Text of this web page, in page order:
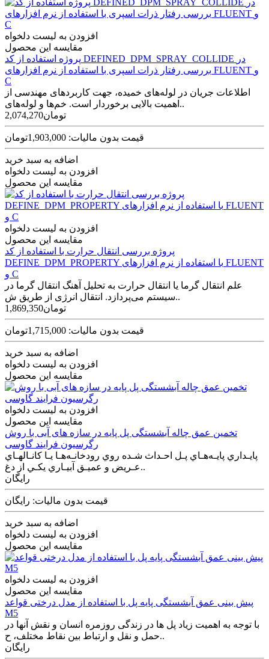
افزودن به لیست دلخواه
مقایسه این محصول
پروژه استفاده از کد DEFINED_DPM_SPRAY_COLLIDE در
بررسی رفتار ذرات اسپری با استفاده از نرم افزارهای FLUENT و
C
اطلاعات جریان در لوله‌های خمیده، جهت کاربردهای مهندسی از
اهمیت بالایی برخوردار است. خم‌ها و لوله‌های..
2,074,270تومان
قیمت بدون مالیات: 1,903,000تومان
اضافه به سبد خرید
افزودن به لیست دلخواه
مقایسه این محصول
افزودن به لیست دلخواه
مقایسه این محصول
پروژه بررسی انتقال حرارت با استفاده از کد
DEFINE_DPM_PROPERTY با استفاده از نرم افزارهای FLUENT
و C
علم انتقال گرما یا انتقال حرارت به تحلیل آهنگ انتقال گرما در
سیستم می‌پردازد. انتقال انرژی از طریق ش..
1,869,350تومان
قیمت بدون مالیات: 1,715,000تومان
اضافه به سبد خرید
افزودن به لیست دلخواه
مقایسه این محصول
افزودن به لیست دلخواه
مقایسه این محصول
تخمین عمق چاله آبشستگی پل پایه در سازه های آبی با روش
رگرسیون فرایند گاوسی
پايـداري پايـه‌هـاي پـل احـداث شـده روي رودخانـه‌هـا يـا كانـالهـاي
عـريض و عميـق آبيـاري يكـي از دغ..
رایگان
قیمت بدون مالیات: رایگان
اضافه به سبد خرید
افزودن به لیست دلخواه
مقایسه این محصول
افزودن به لیست دلخواه
مقایسه این محصول
پیش بینی عمق آبشستگی پایه پل با استفاده از مدل درختی قواعد
M5
با توجه به اهمیت زیاد پل ها در زندگی روزمره انسان و نقش آنها در
حمل و نقل و ارتباط بین نقاط مختلف، ح..
رایگان